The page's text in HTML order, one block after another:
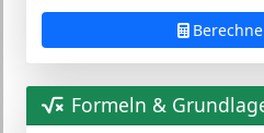
Formeln &